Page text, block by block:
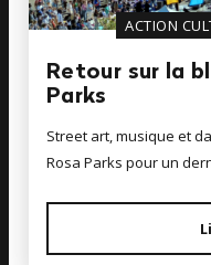
ACTION
Retour sur la
Parks
Street art, musique et
Rosa Parks pour un